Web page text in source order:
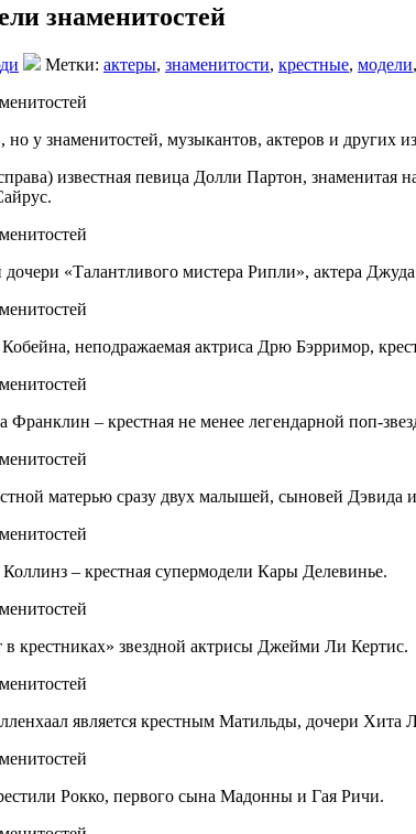
знаменитостей
Метки: актеры, знаменитости, крестные, модели,
но у знаменитостей, музыкантов, актеров и других
известная певица Долли Партон,
дочери «Талантливого мистера Рипли», актера
неподражаемая актриса Дрю Бэрримор,
Франклин – крестная не менее легендарной поп-
матерью сразу двух малышей, сыновей
– крестная супермодели Кары Делевинье.
крестниках» звездной актрисы Джейми Ли Кертис.
является крестным Матильды, дочери Хита
Рокко, первого сына Мадонны и Гая Ричи.